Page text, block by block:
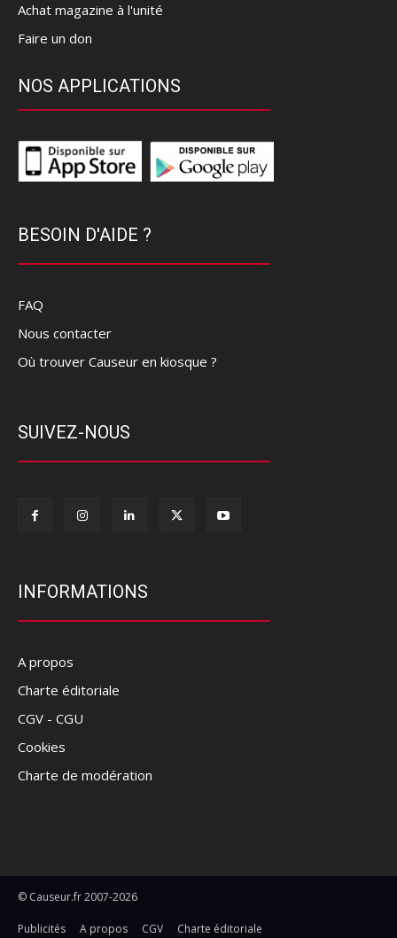
Achat magazine à l'unité
Faire un don
NOS APPLICATIONS
BESOIN D'AIDE ?
FAQ
Nous contacter
Où trouver Causeur en kiosque ?
SUIVEZ-NOUS
INFORMATIONS
A propos
Charte éditoriale
CGV - CGU
Cookies
Charte de modération
© Causeur.fr 2007-2026
Publicités A propos CGV Charte éditoriale